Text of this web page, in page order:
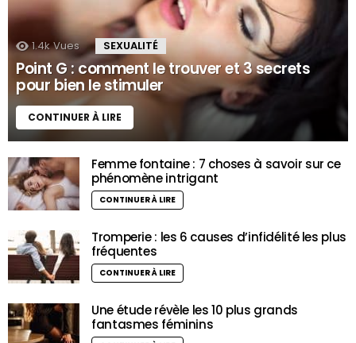
1.4k Vues SEXUALITÉ
Point G : comment le trouver et 3 secrets
pour bien le stimuler
CONTINUER À LIRE
Femme fontaine : 7 choses à savoir sur ce
phénomène intrigant
CONTINUER À LIRE
Tromperie : les 6 causes d’infidélité les plus
fréquentes
CONTINUER À LIRE
Une étude révèle les 10 plus grands
fantasmes féminins